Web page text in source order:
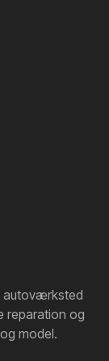
autoværksted
reparation og
model.